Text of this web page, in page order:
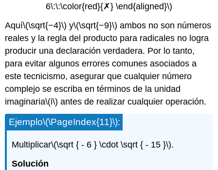
6\:\:\color{red}{✗} \end{aligned}\)
Aquí\(\sqrt{−4}\) y\(\sqrt{−9}\) ambos no son números
reales y la regla del producto para radicales no logra
producir una declaración verdadera. Por lo tanto,
para evitar algunos errores comunes asociados a
este tecnicismo, asegurar que cualquier número
complejo se escriba en términos de la unidad
imaginaria\(i\) antes de realizar cualquier operación.
Ejemplo\(\PageIndex{11}\):
Multiplicar\(\sqrt { - 6 } \cdot \sqrt { - 15 }\).
Solución